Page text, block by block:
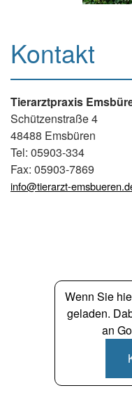
Kontakt
Tierarztpraxis
Schützenstraße 4
48488 Emsbüren
Tel: 05903-334
Fax: 05903-7869
info@tierarzt-
Wenn Sie
geladen.
an